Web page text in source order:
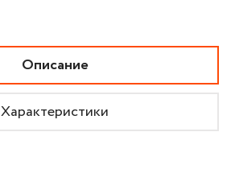
Описание
Характеристики